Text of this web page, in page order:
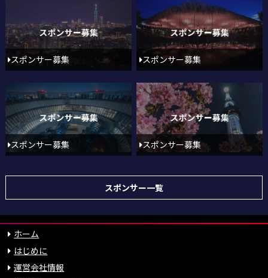
スポンサー募集 スポンサー募集
スポンサー募集 スポンサー募集
スポンサー一覧
ホーム
はじめに
運営会社情報